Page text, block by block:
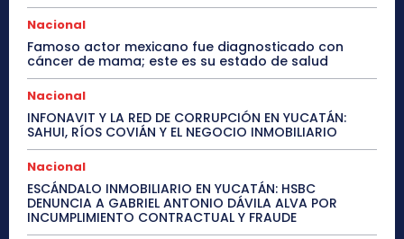
Nacional
Famoso actor mexicano fue diagnosticado con
cáncer de mama; este es su estado de salud
Nacional
INFONAVIT Y LA RED DE CORRUPCIÓN EN YUCATÁN:
SAHUI, RÍOS COVIÁN Y EL NEGOCIO INMOBILIARIO
Nacional
ESCÁNDALO INMOBILIARIO EN YUCATÁN: HSBC
DENUNCIA A GABRIEL ANTONIO DÁVILA ALVA POR
INCUMPLIMIENTO CONTRACTUAL Y FRAUDE